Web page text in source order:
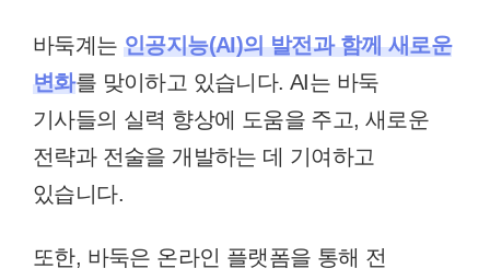
바둑계는 인공지능(AI)의 발전과 함께 새로운
변화를 맞이하고 있습니다. AI는 바둑
기사들의 실력 향상에 도움을 주고, 새로운
전략과 전술을 개발하는 데 기여하고
있습니다.
또한, 바둑은 온라인 플랫폼을 통해 전